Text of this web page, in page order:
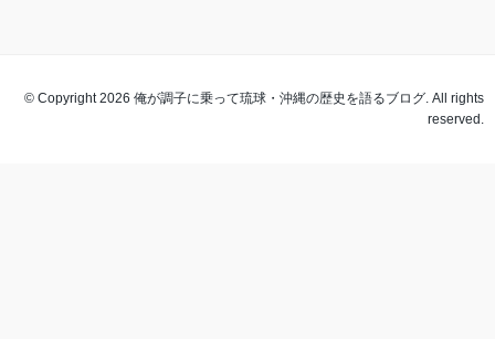
© Copyright 2026 俺が調子に乗って琉球・沖縄の歴史を語るブログ. All rights
reserved.